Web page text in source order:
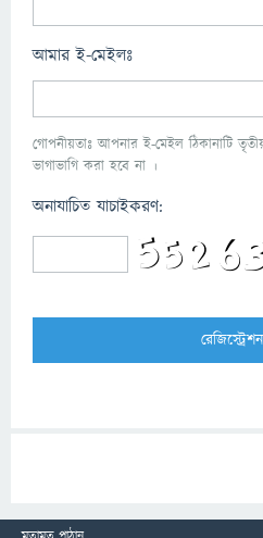
আমার ই-মেইলঃ
গোপনীয়তাঃ আপনার ই-মেইল ঠিকানাটি
ভাগাভাগি করা হবে না ।
অনাযাচিত যাচাইকরণ: